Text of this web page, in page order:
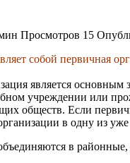
Просмотров 15
собой первичная
является
учреждении или
обществ. Если
в одну из
в